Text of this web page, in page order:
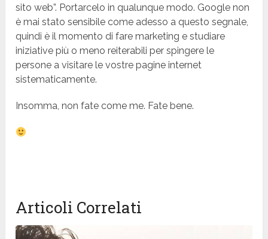
sito web”. Portarcelo in qualunque modo. Google non
è mai stato sensibile come adesso a questo segnale,
quindi è il momento di fare marketing e studiare
iniziative più o meno reiterabili per spingere le
persone a visitare le vostre pagine internet
sistematicamente.
Insomma, non fate come me. Fate bene.
Articoli Correlati